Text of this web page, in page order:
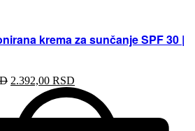
krema za sunčanje SPF 30 |
2.392,00 RSD